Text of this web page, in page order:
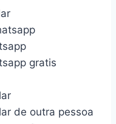
gratis
de outra pessoa